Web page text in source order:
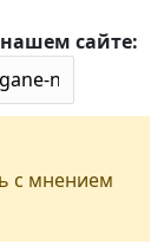
сайте:
с мнением